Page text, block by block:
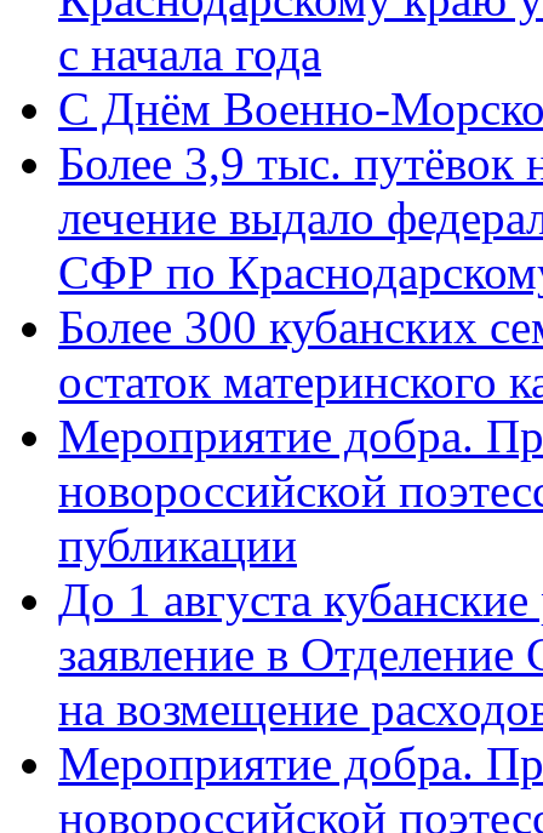
с начала года
C Днём Военно-
Более 3,9 тыс. путёвок
лечение выдало
СФР по
Более 300 кубанских
остаток материнского
Мероприятие добра.
новороссийской
публикации
До 1 августа
заявление в
на возмещение
Мероприятие добра.
новороссийской